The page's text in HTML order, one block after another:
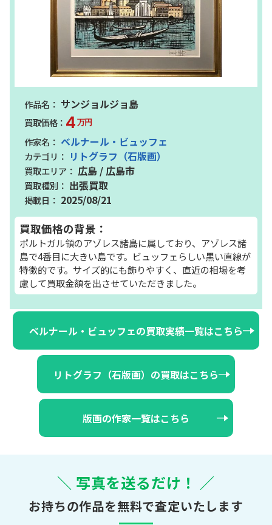
サンジョルジョ島
4万円
ベルナール・ビュッフェ
リトグラフ（石版画）
広島 / 広島市
出張買取
2025/08/21
買取価格の背景：
ポルトガル領のアゾレス諸島に属しており、アゾレス諸
島で4番目に大きい島です。ビュッフェらしい黒い直線が
特徴的です。サイズ的にも飾りやすく、直近の相場を考
慮して買取金額を出させていただきました。
ベルナール・ビュッフェの買取実績一覧はこちら
リトグラフ（石版画）の買取はこちら
版画の作家一覧はこちら
＼ 写真を送るだけ！ ／
お持ちの作品を無料で査定いたします